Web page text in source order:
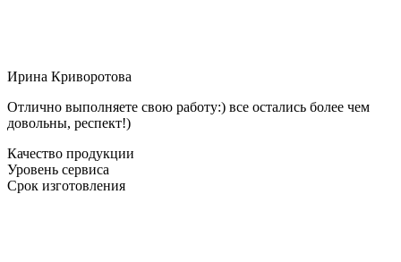
Ирина Криворотова
Отлично выполняете свою работу:) все остались более чем
довольны, респект!)
Качество продукции
Уровень сервиса
Срок изготовления